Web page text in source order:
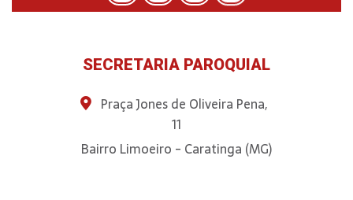
SECRETARIA PAROQUIAL
Praça Jones de Oliveira Pena,
11
Bairro Limoeiro - Caratinga (MG)